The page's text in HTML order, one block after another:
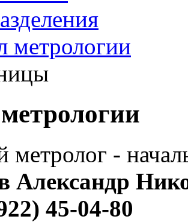
метрологии
метролог -
Александр
45-04-80